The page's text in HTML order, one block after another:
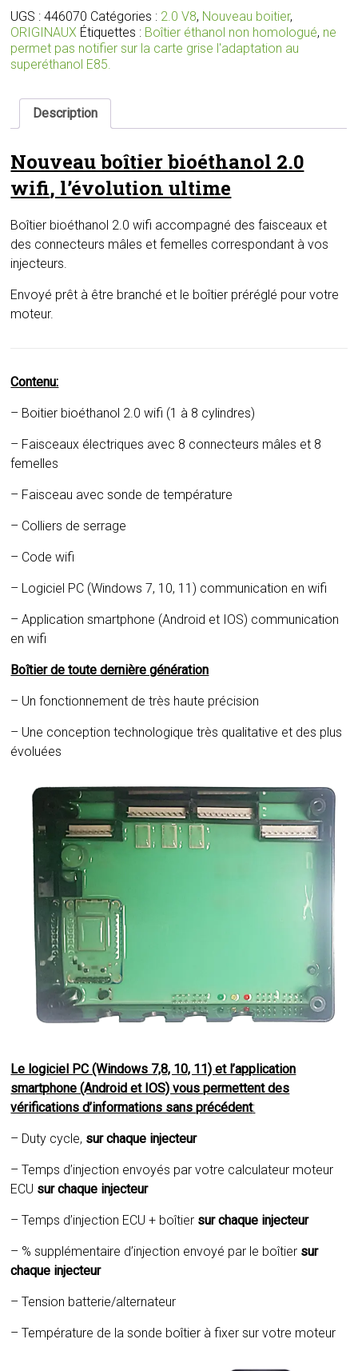
2.0
wifi
avec
faisceaux
connecteurs
adaptés
pour
moteur
UGS :446070 Catégories : 2.0 V8, Nouveau boitier,
ORIGINAUX Étiquettes : Boîtier éthanol non homologué, ne
permet pas notifier sur la carte grise l'adaptation au
superéthanol E85.
Description
Nouveau boîtier bioéthanol 2.0
wifi, l’évolution ultime
Boîtier bioéthanol 2.0 wifi accompagné des faisceaux et
des connecteurs mâles et femelles correspondant à vos
injecteurs.
Envoyé prêt à être branché et le boîtier préréglé pour votre
moteur.
Contenu:
– Boitier bioéthanol 2.0 wifi (1 à 8 cylindres)
– Faisceaux électriques avec 8 connecteurs mâles et 8
femelles
– Faisceau avec sonde de température
– Colliers de serrage
– Code wifi
– Logiciel PC (Windows 7, 10, 11) communication en wifi
– Application smartphone (Android et IOS) communication
en wifi
Boîtier de toute dernière génération
– Un fonctionnement de très haute précision
– Une conception technologique très qualitative et des plus
évoluées
Le logiciel PC (Windows 7,8, 10, 11) et l’application
smartphone (Android et IOS) vous permettent des
vérifications d’informations sans précédent:
– Duty cycle, sur chaque injecteur
– Temps d’injection envoyés par votre calculateur moteur
ECU sur chaque injecteur
– Temps d’injection ECU + boîtier sur chaque injecteur
– % supplémentaire d’injection envoyé par le boîtier sur
chaque injecteur
– Tension batterie/alternateur
– Température de la sonde boîtier à fixer sur votre moteur